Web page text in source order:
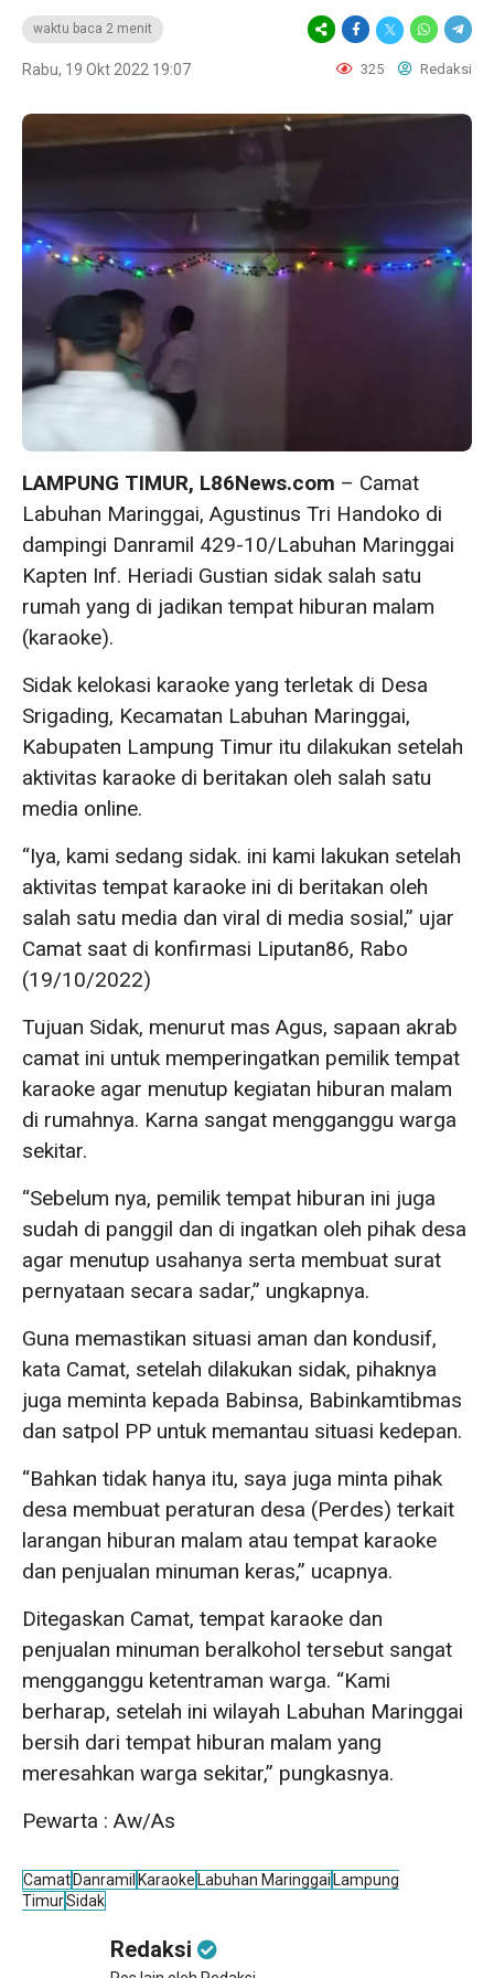
waktu baca 2 menit
Rabu, 19 Okt 2022 19:07 325 Redaksi
LAMPUNG TIMUR, L86News.com – Camat
Labuhan Maringgai, Agustinus Tri Handoko di
dampingi Danramil 429-10/Labuhan Maringgai
Kapten Inf. Heriadi Gustian sidak salah satu
rumah yang di jadikan tempat hiburan malam
(karaoke).
Sidak kelokasi karaoke yang terletak di Desa
Srigading, Kecamatan Labuhan Maringgai,
Kabupaten Lampung Timur itu dilakukan setelah
aktivitas karaoke di beritakan oleh salah satu
media online.
“Iya, kami sedang sidak. ini kami lakukan setelah
aktivitas tempat karaoke ini di beritakan oleh
salah satu media dan viral di media sosial,” ujar
Camat saat di konfirmasi Liputan86, Rabo
(19/10/2022)
Tujuan Sidak, menurut mas Agus, sapaan akrab
camat ini untuk memperingatkan pemilik tempat
karaoke agar menutup kegiatan hiburan malam
di rumahnya. Karna sangat mengganggu warga
sekitar.
“Sebelum nya, pemilik tempat hiburan ini juga
sudah di panggil dan di ingatkan oleh pihak desa
agar menutup usahanya serta membuat surat
pernyataan secara sadar,” ungkapnya.
Guna memastikan situasi aman dan kondusif,
kata Camat, setelah dilakukan sidak, pihaknya
juga meminta kepada Babinsa, Babinkamtibmas
dan satpol PP untuk memantau situasi kedepan.
“Bahkan tidak hanya itu, saya juga minta pihak
desa membuat peraturan desa (Perdes) terkait
larangan hiburan malam atau tempat karaoke
dan penjualan minuman keras,” ucapnya.
Ditegaskan Camat, tempat karaoke dan
penjualan minuman beralkohol tersebut sangat
mengganggu ketentraman warga. “Kami
berharap, setelah ini wilayah Labuhan Maringgai
bersih dari tempat hiburan malam yang
meresahkan warga sekitar,” pungkasnya.
Pewarta : Aw/As
Camat Danramil Karaoke Labuhan Maringgai Lampung
TimurSidak
Redaksi